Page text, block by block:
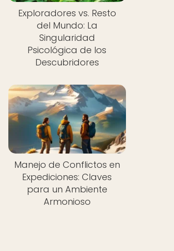
Exploradores vs. Resto
del Mundo: La
Singularidad
Psicológica de los
Descubridores
Manejo de Conflictos en
Expediciones: Claves
para un Ambiente
Armonioso